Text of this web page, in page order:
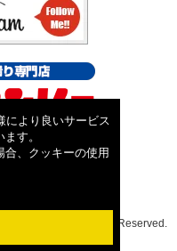
により良いサービス
す。
合、クッキーの使用
国ペイント. All Rights Reserved.